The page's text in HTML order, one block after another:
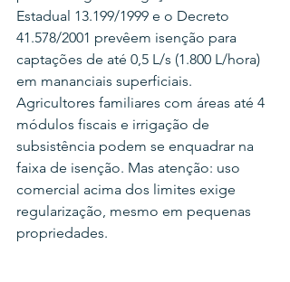
Estadual 13.199/1999 e o Decreto
41.578/2001 prevêem isenção para
captações de até 0,5 L/s (1.800 L/hora)
em mananciais superficiais.
Agricultores familiares com áreas até 4
módulos fiscais e irrigação de
subsistência podem se enquadrar na
faixa de isenção. Mas atenção: uso
comercial acima dos limites exige
regularização, mesmo em pequenas
propriedades.